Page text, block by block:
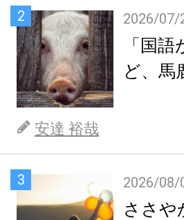
2 2026/07/
「国
ど、馬
安達 裕哉
3 2026/08/
ささや